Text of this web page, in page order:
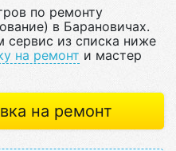
по ремонту
в Барановичах.
из списка ниже
на ремонт и мастер
на ремонт